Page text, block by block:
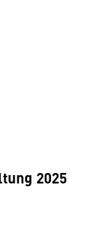
2025